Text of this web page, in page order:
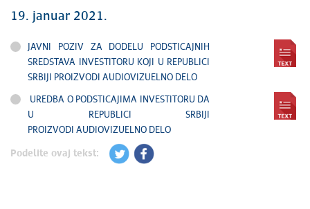
19. januar 2021.
JAVNI POZIV ZA DODELU PODSTICAJNIH
SREDSTAVA INVESTITORU KOJI U REPUBLICI
SRBIJI PROIZVODI AUDIOVIZUELNO DELO
UREDBA O PODSTICAJIMA INVESTITORU DA
U REPUBLICI SRBIJI
PROIZVODI AUDIOVIZUELNO DELO
Podelite ovaj tekst: